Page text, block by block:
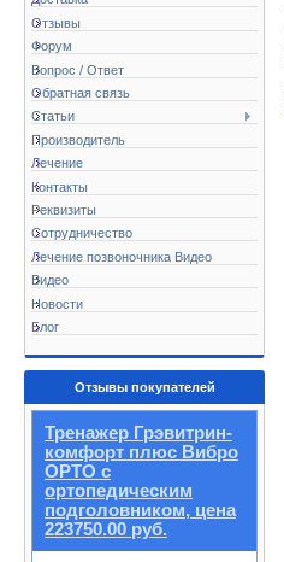
Отзывы
Форум
Вопрос / Ответ
Обратная связь
Статьи
Производитель
Лечение
Контакты
Реквизиты
Сотрудничество
Лечение позвоночника Видео
Видео
Новости
Блог
Отзывы покупателей
Тренажер Грэвитрин-
комфорт плюс Вибро
ОРТО с
ортопедическим
подголовником, цена
223750.00 руб.